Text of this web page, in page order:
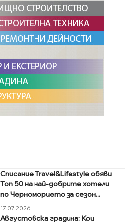
Списание Travel&Lifestyle обяви
Топ 50 на най-добрите хотели
по Черноморието за сезон...
17.07.2026
Августовска градина: Кои